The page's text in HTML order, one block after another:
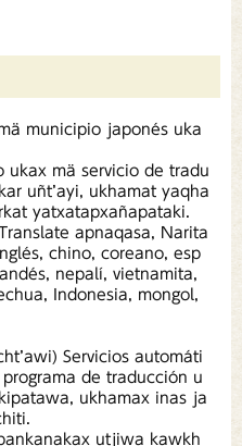
municipio japonés uka
ukax mä servicio de tradu
uñt’ayi, ukhamat yaqha
yatxatapxañapataki.
apnaqasa, Narita
chino, coreano, esp
nepalí, vietnamita,
Indonesia, mongol,
Servicios automáti
de traducción u
ukhamax inas ja
utjiwa kawkh